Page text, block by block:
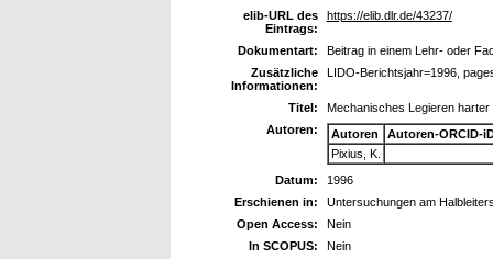
elib-URL des
Eintrags:
https://elib.dlr.de/43237/
Dokumentart:
Beitrag in einem Lehr- oder
Zusätzliche
Informationen:
LIDO-Berichtsjahr=1996,
Titel:
Mechanisches Legieren
Autoren:
Autoren
Autoren-ORCID-
Pixius, K.
Datum:
1996
Erschienen in:
Untersuchungen am
Open Access:
Nein
In SCOPUS:
Nein